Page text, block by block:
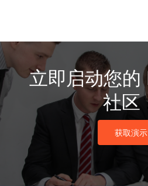
立即启动您
社区
获取演示